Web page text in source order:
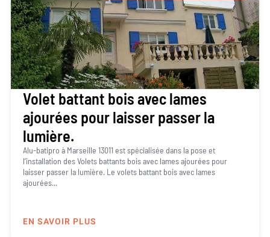
Volet battant bois avec lames
ajourées pour laisser passer la
lumière.
Alu-batipro à Marseille 13011 est spécialisée dans la pose et
l’installation des Volets battants bois avec lames ajourées pour
laisser passer la lumière. Le volets battant bois avec lames
ajourées...
EN SAVOIR PLUS